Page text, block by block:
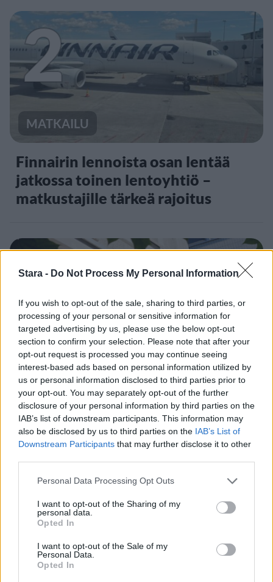
Stara - Do Not Process My Personal Information
If you wish to opt-out of the sale, sharing to third parties, or
processing of your personal or sensitive information for
targeted advertising by us, please use the below opt-out
section to confirm your selection. Please note that after your
opt-out request is processed you may continue seeing
interest-based ads based on personal information utilized by
us or personal information disclosed to third parties prior to
your opt-out. You may separately opt-out of the further
disclosure of your personal information by third parties on the
IAB’s list of downstream participants. This information may
also be disclosed by us to third parties on the IAB’s List of
Downstream Participants that may further disclose it to other
Personal Data Processing Opt Outs
I want to opt-out of the Sharing of my
personal data.
Opted In
I want to opt-out of the Sale of my
Personal Data.
Opted In
2
MATKAILU
Finnairin lennoista osan lentää
jatkossa toinen lentoyhtiö –
matkustajille tärkeä rajoitus
3
UUTISET
Kela voi leikata tukia
ulkomaanmatkan vuoksi
4
VIIHDEUUTISET